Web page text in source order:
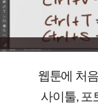
웹툰에 처
사이툴, 포